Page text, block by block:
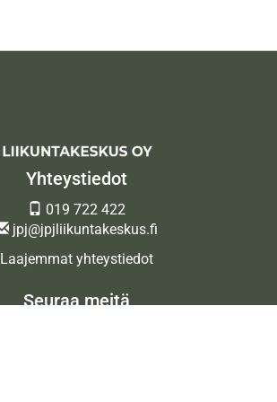
Yhteystiedot
019 722 422
jpj@jpjliikuntakeskus.fi
Laajemmat yhteystiedot
Seuraa meitä